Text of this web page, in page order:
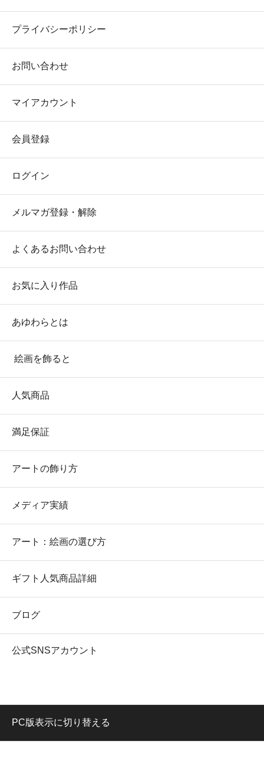
プライバシーポリシー
お問い合わせ
マイアカウント
会員登録
ログイン
メルマガ登録・解除
よくあるお問い合わせ
お気に入り作品
あゆわらとは
絵画を飾ると
人気商品
満足保証
アートの飾り方
メディア実績
アート：絵画の選び方
ギフト人気商品詳細
ブログ
公式SNSアカウント
PC版表示に切り替える